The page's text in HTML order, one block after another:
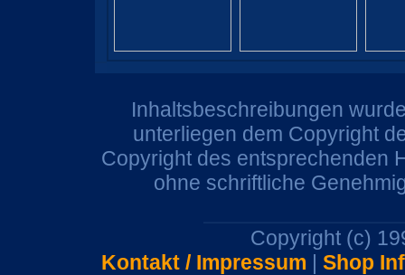
Inhaltsbeschreibungen
unterliegen dem Copyright
Copyright des entsprechenden
ohne schriftliche
Copyright (c)
Kontakt / Impressum | Shop